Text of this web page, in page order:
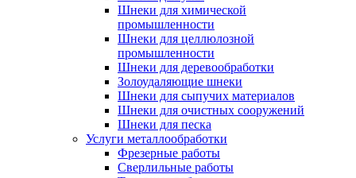
Шнеки для химической
промышленности
Шнеки для целлюлозной
промышленности
Шнеки для деревообработки
Золоудаляющие шнеки
Шнеки для сыпучих материалов
Шнеки для очистных сооружений
Шнеки для песка
Услуги металлообработки
Фрезерные работы
Сверлильные работы